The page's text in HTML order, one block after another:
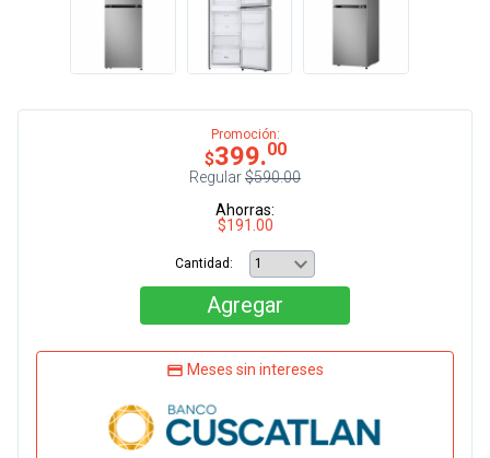
Promoción:
$399.00
Regular$590.00
Ahorras:
$191.00
Cantidad:
Agregar
Meses sin intereses